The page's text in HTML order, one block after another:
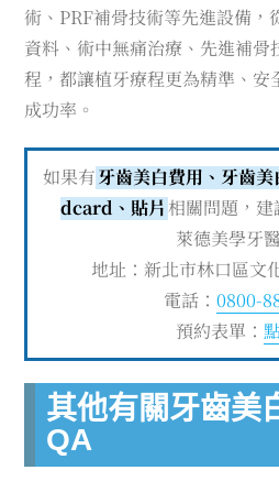
術、PRF補骨技術等先進設備，
資料、術中無痛治療、先進補
程，都讓植牙療程更為精準、安
成功率。
如果有牙齒美白費用、牙齒
dcard、貼片相關問題，
萊德美學牙
地址：新北市林口區文
電話： 0800-
預約表單：
其他有關牙齒美
QA